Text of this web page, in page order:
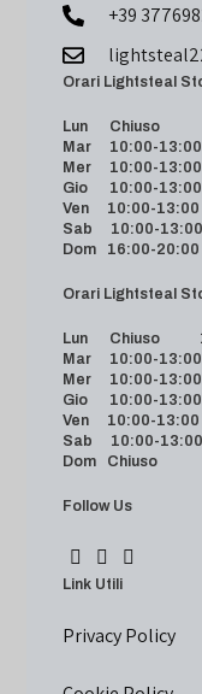
+39
Orari
Lun Chiuso
Mar 10:00-13:00
Mer 10:00-13:00
Gio 10:00-13:00
Ven 10:00-13:00
Sab 10:00-13:00
Dom 16:00-20:00
Orari
Lun Chiuso
Mar 10:00-13:00
Mer 10:00-13:00
Gio 10:00-13:00
Ven 10:00-13:00
Sab 10:00-13:00
Dom Chiuso
Follow Us
Link Utili
Privacy Policy